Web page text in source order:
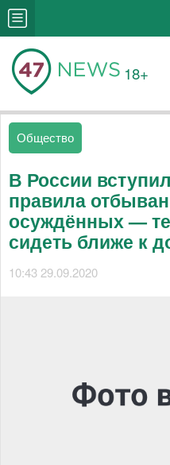
18+
Общество
В России
правила
осуждённых —
сидеть ближе к
10:43 29.09.2020